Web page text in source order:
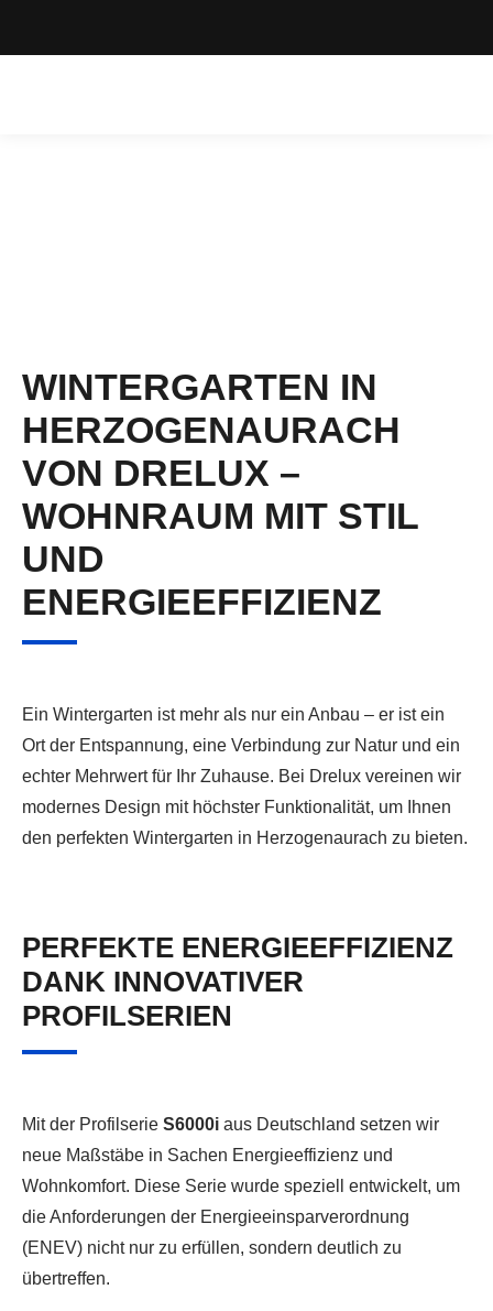
WINTERGARTEN IN
HERZOGENAURACH
VON DRELUX –
WOHNRAUM MIT STIL
UND
ENERGIEEFFIZIENZ
Ein Wintergarten ist mehr als nur ein Anbau – er ist ein
Ort der Entspannung, eine Verbindung zur Natur und ein
echter Mehrwert für Ihr Zuhause. Bei Drelux vereinen wir
modernes Design mit höchster Funktionalität, um Ihnen
den perfekten Wintergarten in Herzogenaurach zu bieten.
PERFEKTE ENERGIEEFFIZIENZ
DANK INNOVATIVER
PROFILSERIEN
Mit der Profilserie S6000i aus Deutschland setzen wir
neue Maßstäbe in Sachen Energieeffizienz und
Wohnkomfort. Diese Serie wurde speziell entwickelt, um
die Anforderungen der Energieeinsparverordnung
(ENEV) nicht nur zu erfüllen, sondern deutlich zu
übertreffen.